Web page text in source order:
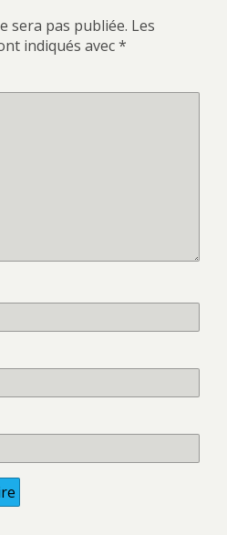
sera pas publiée. Les
indiqués avec*